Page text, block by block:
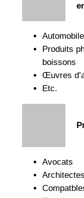
Produits
boissons
Œuvres
Etc.
Avocats
Architectes